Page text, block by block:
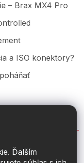
Ďalším
– Brax MX4 Pro
a ISO konektory?